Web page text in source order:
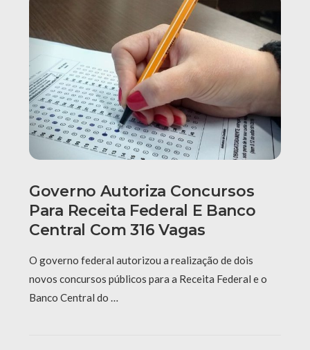
Governo Autoriza Concursos
Para Receita Federal E Banco
Central Com 316 Vagas
O governo federal autorizou a realização de dois
novos concursos públicos para a Receita Federal e o
Banco Central do …